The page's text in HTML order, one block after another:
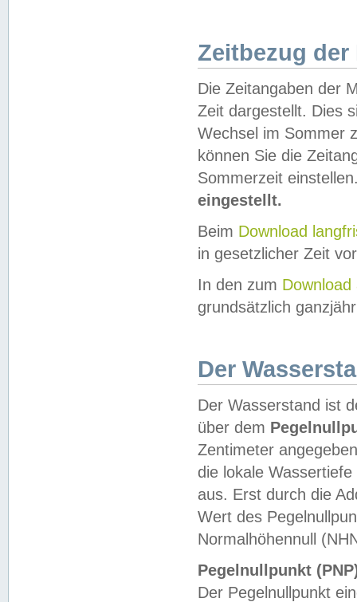
Zeitbezug der
Die Zeitangaben der
Zeit dargestellt. Dies
Wechsel im Sommer
können Sie die
Sommerzeit
eingestellt.
Beim Download
in gesetzlicher Zeit
In den zum Download
grundsätzlich
Der
Der Wasserstand ist
über dem
Zentimeter
die lokale
aus. Erst durch die
Wert des
Normalhöhennull
Pegelnullpunkt
Der Pegelnullpunkt